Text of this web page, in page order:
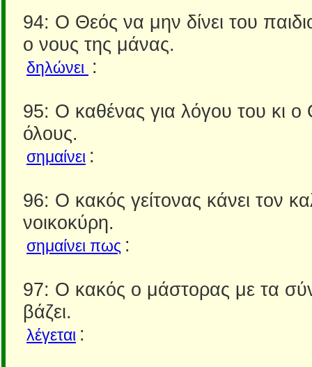
94: Ο Θεός να μην δίνει του
ο νους της μάνας.
δηλώνει :
95: Ο καθένας για λόγου του κι ο
όλους.
σημαίνει :
96: Ο κακός γείτονας κάνει τον
νοικοκύρη.
σημαίνει πως :
97: Ο κακός ο μάστορας με τα
βάζει.
λέγεται :